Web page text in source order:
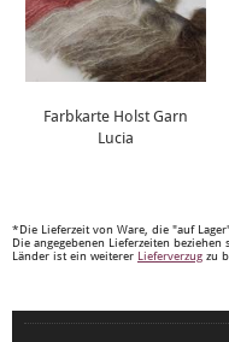
Farbkarte Holst Garn
Lucia
*Die Lieferzeit von Ware, die "auf
Die angegebenen Lieferzeiten
Länder ist ein weiterer Lieferverzug zu